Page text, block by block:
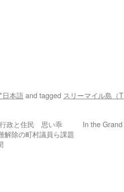
*日本語and tagged スリーマイル島（
政と住民 思い乖
除の町村議員ら課題
In the